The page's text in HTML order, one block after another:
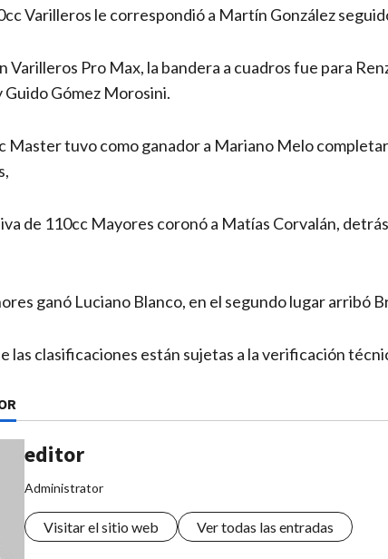
Varilleros le correspondió a Martín González
Varilleros Pro Max, la bandera a cuadros fue para
Guido Gómez Morosini.
Master tuvo como ganador a Mariano Melo
de 110cc Mayores coronó a Matías Corvalán,
ganó Luciano Blanco, en el segundo lugar arribó
las clasificaciones están sujetas a la verificación
editor
Administrator
Visitar el sitio web Ver todas las entradas